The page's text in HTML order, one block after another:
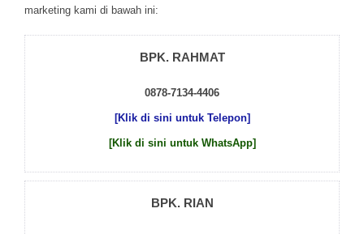
mаrkеtіng kаmі dі bаwаh іnі:
BPK. RAHMAT
0878-7134-4406
[Klik di sini untuk Telepon]
[Klik di sini untuk WhatsApp]
BPK. RIAN